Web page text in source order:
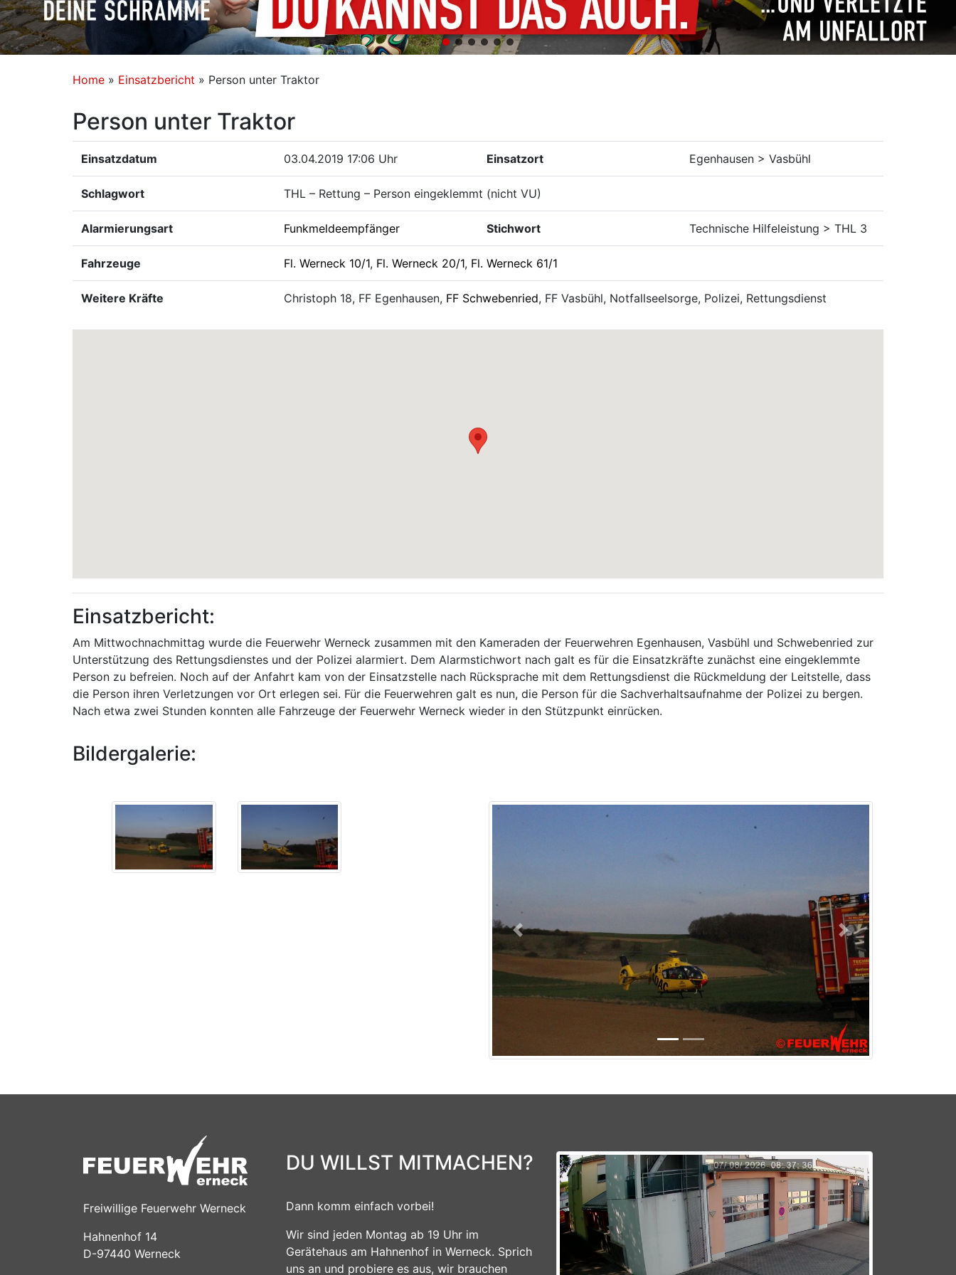
Home » Einsatzbericht » Person unter Traktor
Person unter Traktor
Einsatzdatum 03.04.2019 17:06 Uhr Einsatzort Egenhausen > Vasbühl
Schlagwort THL – Rettung – Person eingeklemmt (nicht VU)
Alarmierungsart Funkmeldeempfänger Stichwort Technische Hilfeleistung > THL 3
Fahrzeuge Fl. Werneck 10/1, Fl. Werneck 20/1, Fl. Werneck 61/1
Weitere Kräfte Christoph 18, FF Egenhausen, FF Schwebenried, FF Vasbühl, Notfallseelsorge, Polizei, Rettungsdienst
Einsatzbericht:
Am Mittwochnachmittag wurde die Feuerwehr Werneck zusammen mit den Kameraden der Feuerwehren Egenhausen, Vasbühl und Schwebenried zur
Unterstützung des Rettungsdienstes und der Polizei alarmiert. Dem Alarmstichwort nach galt es für die Einsatzkräfte zunächst eine eingeklemmte
Person zu befreien. Noch auf der Anfahrt kam von der Einsatzstelle nach Rücksprache mit dem Rettungsdienst die Rückmeldung der Leitstelle, dass
die Person ihren Verletzungen vor Ort erlegen sei. Für die Feuerwehren galt es nun, die Person für die Sachverhaltsaufnahme der Polizei zu bergen.
Nach etwa zwei Stunden konnten alle Fahrzeuge der Feuerwehr Werneck wieder in den Stützpunkt einrücken.
Bildergalerie:
Previous Next
Freiwillige Feuerwehr Werneck
Hahnenhof 14
D-97440 Werneck
DU WILLST MITMACHEN?
Dann komm einfach vorbei!
Wir sind jeden Montag ab 19 Uhr im
Gerätehaus am Hahnenhof in Werneck. Sprich
uns an und probiere es aus, wir brauchen